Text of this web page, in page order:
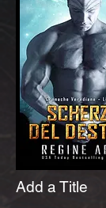
Add a Title